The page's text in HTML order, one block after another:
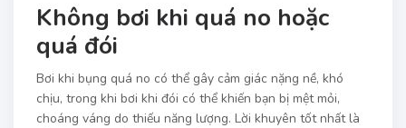
Không bơi khi quá no hoặc
quá đói
Bơi khi bụng quá no có thể gây cảm giác nặng nề, khó
chịu, trong khi bơi khi đói có thể khiến bạn bị mệt mỏi,
choáng váng do thiếu năng lượng. Lời khuyên tốt nhất là